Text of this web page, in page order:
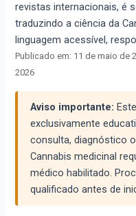
revistas internacionais, é
traduzindo a ciência da
linguagem acessível,
Publicado em: 11 de maio de
2026
Aviso importante:
exclusivamente
consulta, diagnóstico
Cannabis medicinal
médico habilitado.
qualificado antes de